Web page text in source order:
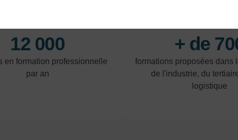
12 000
en formation professionnelle
par an
+ de
formations proposées dans
de l'industrie, du
logistique